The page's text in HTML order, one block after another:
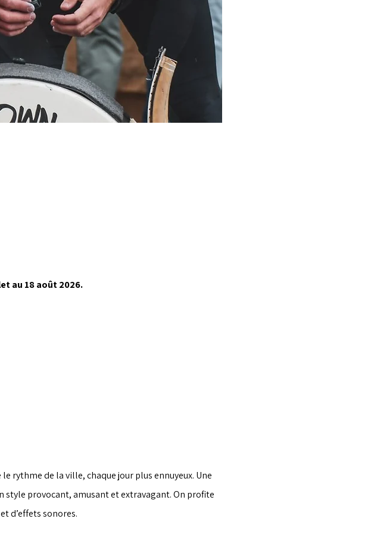
au 18 août 2026.
rythme de la ville, chaque jour plus ennuyeux. Une
style provocant, amusant et extravagant. On profite
d’effets sonores.